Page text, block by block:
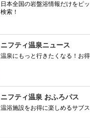
日本全国の岩盤浴情報だけをピ
検索！
ニフティ温泉ニュース
温泉にもっと行きたくなる！お
ニフティ温泉 おふろパス
温浴施設をお得に楽しめるサブ